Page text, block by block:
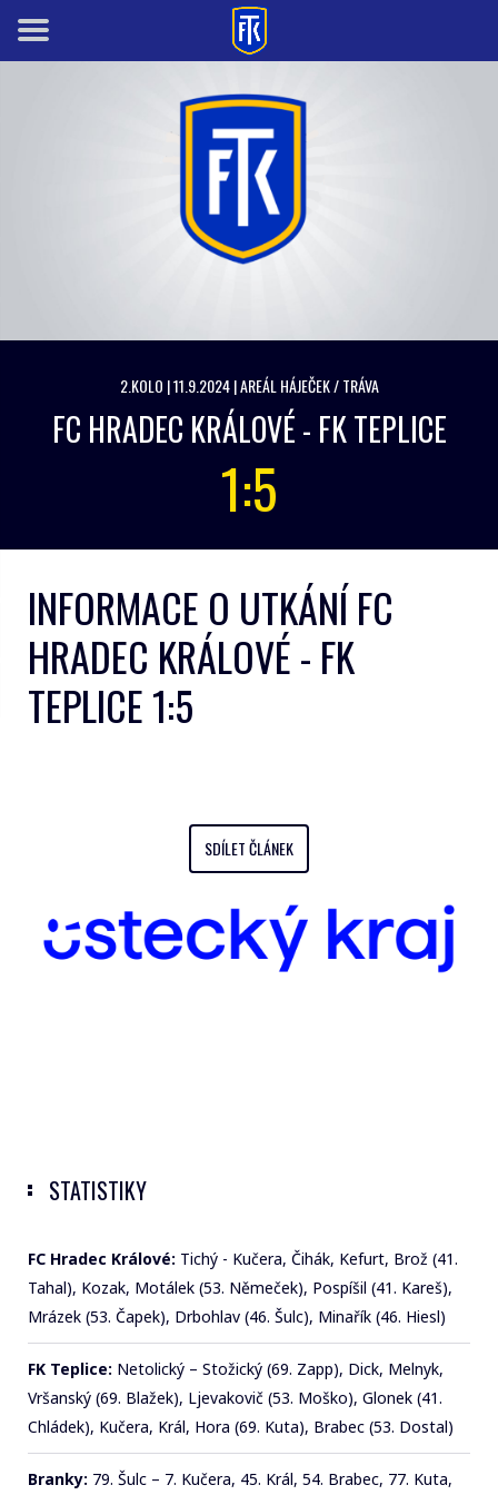
2.KOLO | 11.9.2024 | AREÁL HÁJEČEK / TRÁVA
FC HRADEC KRÁLOVÉ - FK TEPLICE
1:5
INFORMACE O UTKÁNÍ FC
HRADEC KRÁLOVÉ - FK
TEPLICE 1:5
SDÍLET ČLÁNEK
STATISTIKY
FC Hradec Králové: Tichý - Kučera, Čihák, Kefurt, Brož (41.
Tahal), Kozak, Motálek (53. Němeček), Pospíšil (41. Kareš),
Mrázek (53. Čapek), Drbohlav (46. Šulc), Minařík (46. Hiesl)
FK Teplice: Netolický – Stožický (69. Zapp), Dick, Melnyk,
Vršanský (69. Blažek), Ljevakovič (53. Moško), Glonek (41.
Chládek), Kučera, Král, Hora (69. Kuta), Brabec (53. Dostal)
Branky: 79. Šulc – 7. Kučera, 45. Král, 54. Brabec, 77. Kuta,